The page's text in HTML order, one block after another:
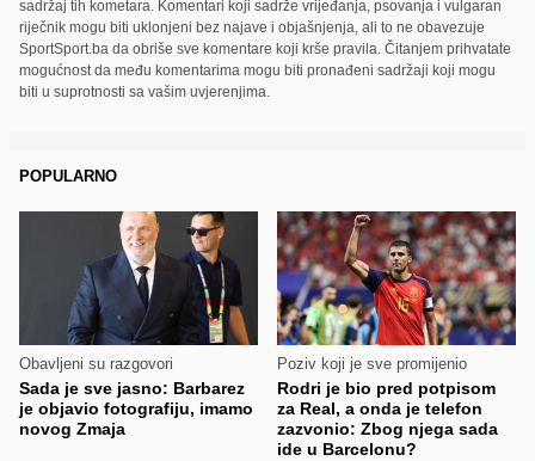
sadržaj tih kometara. Komentari koji sadrže vrijeđanja, psovanja i vulgaran
riječnik mogu biti uklonjeni bez najave i objašnjenja, ali to ne obavezuje
SportSport.ba da obriše sve komentare koji krše pravila. Čitanjem prihvatate
mogućnost da među komentarima mogu biti pronađeni sadržaji koji mogu
biti u suprotnosti sa vašim uvjerenjima.
POPULARNO
Obavljeni su razgovori
Sada je sve jasno: Barbarez
je objavio fotografiju, imamo
novog Zmaja
Poziv koji je sve promijenio
Rodri je bio pred potpisom
za Real, a onda je telefon
zazvonio: Zbog njega sada
ide u Barcelonu?